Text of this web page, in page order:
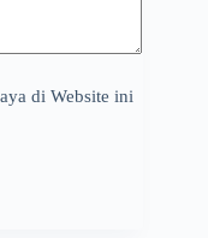
di Website ini